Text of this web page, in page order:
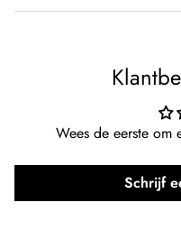
Nederlands Elftal
Wees de eerste om
Schrijf